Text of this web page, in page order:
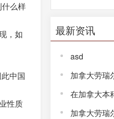
么样
，如
中国
性质
最新资讯
asd
加拿大劳瑞尔大学 |
在加拿大本
加拿大劳瑞尔大学